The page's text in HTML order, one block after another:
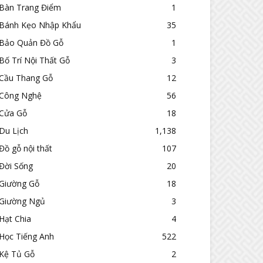
Trang Điểm
1
Kẹo Nhập Khẩu
35
Quản Đồ Gỗ
1
Trí Nội Thất Gỗ
3
Thang Gỗ
12
Nghệ
56
Gỗ
18
Lịch
1,138
gỗ nội thất
107
Sống
20
Gỗ
18
Ngủ
3
Chia
4
Tiếng Anh
522
Tủ Gỗ
2